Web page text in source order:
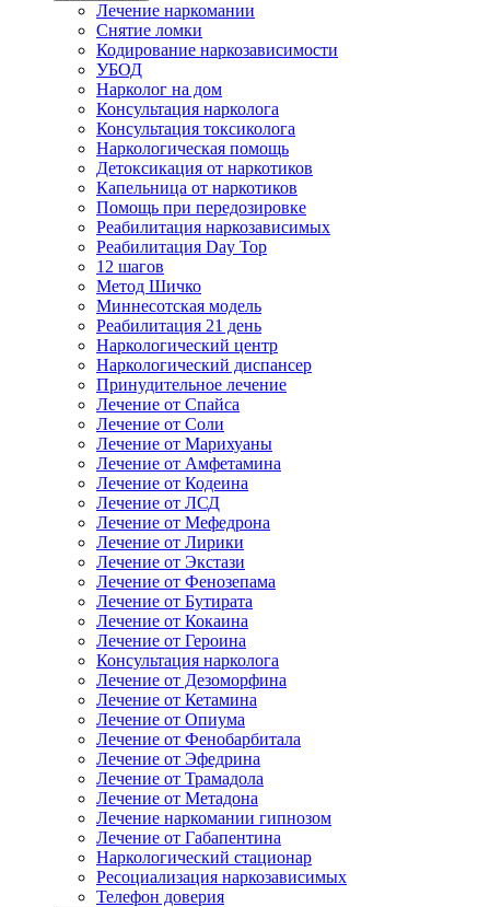
Лечение наркомании
Снятие ломки
Кодирование наркозависимости
УБОД
Нарколог на дом
Консультация нарколога
Консультация токсиколога
Наркологическая помощь
Детоксикация от наркотиков
Капельница от наркотиков
Помощь при передозировке
Реабилитация наркозависимых
Реабилитация Day Top
12 шагов
Метод Шичко
Миннесотская модель
Реабилитация 21 день
Наркологический центр
Наркологический диспансер
Принудительное лечение
Лечение от Спайса
Лечение от Соли
Лечение от Марихуаны
Лечение от Амфетамина
Лечение от Кодеина
Лечение от ЛСД
Лечение от Мефедрона
Лечение от Лирики
Лечение от Экстази
Лечение от Фенозепама
Лечение от Бутирата
Лечение от Кокаина
Лечение от Героина
Консультация нарколога
Лечение от Дезоморфина
Лечение от Кетамина
Лечение от Опиума
Лечение от Фенобарбитала
Лечение от Эфедрина
Лечение от Трамадола
Лечение от Метадона
Лечение наркомании гипнозом
Лечение от Габапентина
Наркологический стационар
Ресоциализация наркозависимых
Телефон доверия